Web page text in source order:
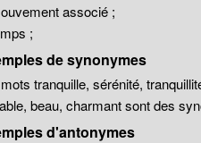
associé ;
;
de synonymes
tranquille, sérénité,
beau, charmant sont des
d'antonymes